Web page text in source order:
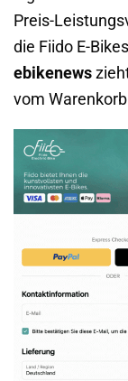
Preis-
die Fiido E-
ebikenews
vom